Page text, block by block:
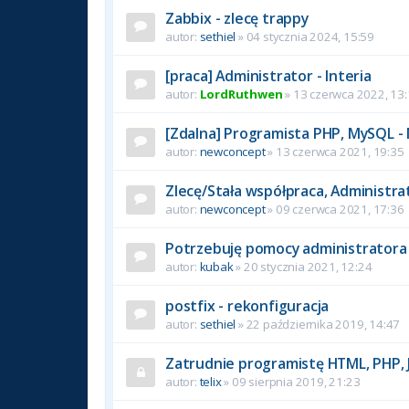
Zabbix - zlecę trappy
autor: sethiel » 04 stycznia 2024, 15:59
[praca] Administrator - Interia
autor: LordRuthwen» 13 czerwca 2022,
[Zdalna] Programista PHP, MySQL
autor: newconcept» 13 czerwca 2021, 19:35
Zlecę/Stała współpraca,
autor: newconcept» 09 czerwca 2021, 17:36
Potrzebuję pomocy administratora
autor: kubak» 20 stycznia 2021, 12:24
postfix - rekonfiguracja
autor: sethiel » 22 października 2019, 14:47
Zatrudnie programistę HTML, PHP,
autor: telix» 09 sierpnia 2019, 21:23